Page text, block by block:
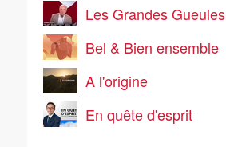
Les Grandes Gueules
Bel & Bien ensemble
A l'origine
En quête d'esprit